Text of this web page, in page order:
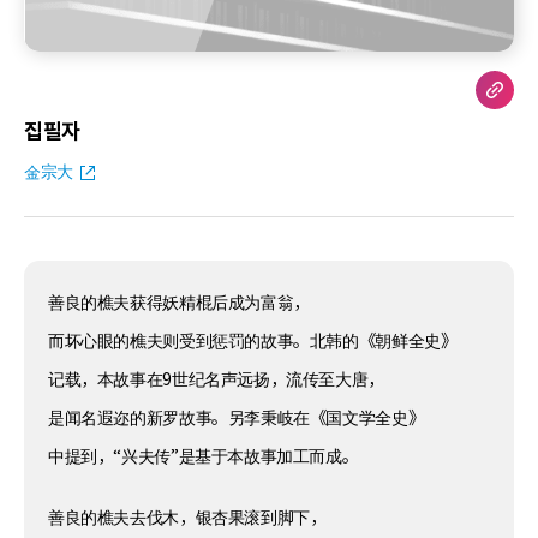
집필자
金宗大
善良的樵夫获得妖精棍后成为富翁，
而坏心眼的樵夫则受到惩罚的故事。北韩的《朝鲜全史》
记载，本故事在9世纪名声远扬，流传至大唐，
是闻名遐迩的新罗故事。另李秉岐在《国文学全史》
中提到，“兴夫传”是基于本故事加工而成。
善良的樵夫去伐木，银杏果滚到脚下，